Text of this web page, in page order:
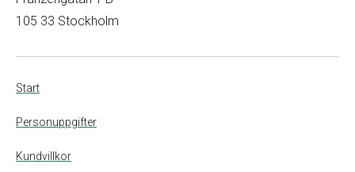
105 33 Stockholm
Start
Personuppgifter
Kundvillkor